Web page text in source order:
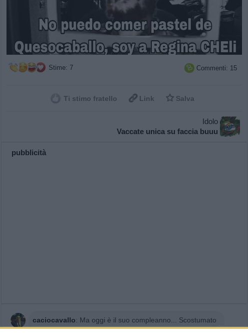
Stime: 7  Commenti: 15
Ti stimo fratello  Link  Salva
Idolo
Vaccate unica su faccia buuu
pubblicità
caciocavallo: Ma oggi è il suo compleanno... Scostumato